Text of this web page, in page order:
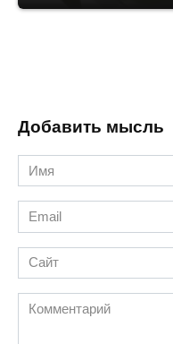
Добавить мысль
Имя
*
Email
*
Сайт
Комментарий